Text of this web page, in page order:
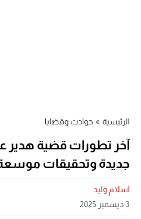
الرئيسية » حوادث وقضايا
آخر تطورات قضية هدير
جديدة وتحقيقات
اسلام وليد
3 ديسمبر 2025